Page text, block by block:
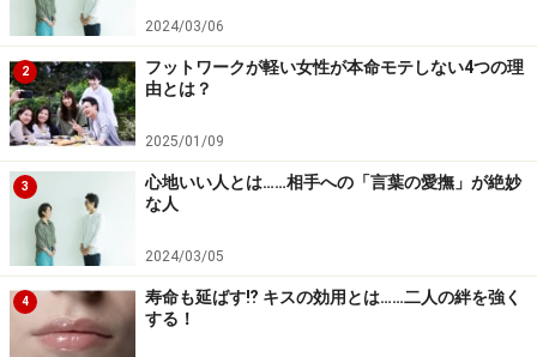
2024/03/06
2
フットワークが軽い女性が本命モテしない4つの理
由とは？
2025/01/09
3
心地いい人とは……相手への「言葉の愛撫」が絶妙
な人
2024/03/05
4
寿命も延ばす⁉ キスの効用とは……二人の絆を強く
する！